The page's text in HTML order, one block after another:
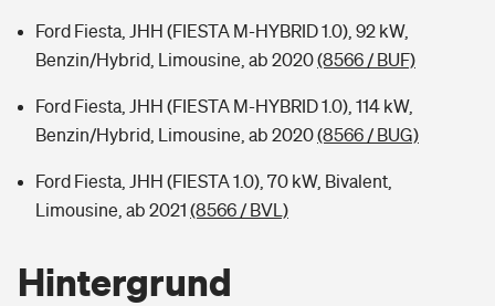
Ford Fiesta, JHH (FIESTA M-HYBRID 1.0), 92 kW,
Benzin/Hybrid, Limousine, ab 2020(8566 / BUF)
Ford Fiesta, JHH (FIESTA M-HYBRID 1.0), 114 kW,
Benzin/Hybrid, Limousine, ab 2020(8566 / BUG)
Ford Fiesta, JHH (FIESTA 1.0), 70 kW, Bivalent,
Limousine, ab 2021 (8566 / BVL)
Hintergrund